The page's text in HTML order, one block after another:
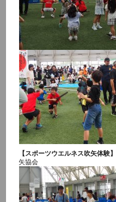
【スポーツウエルネス吹矢体験】
矢協会